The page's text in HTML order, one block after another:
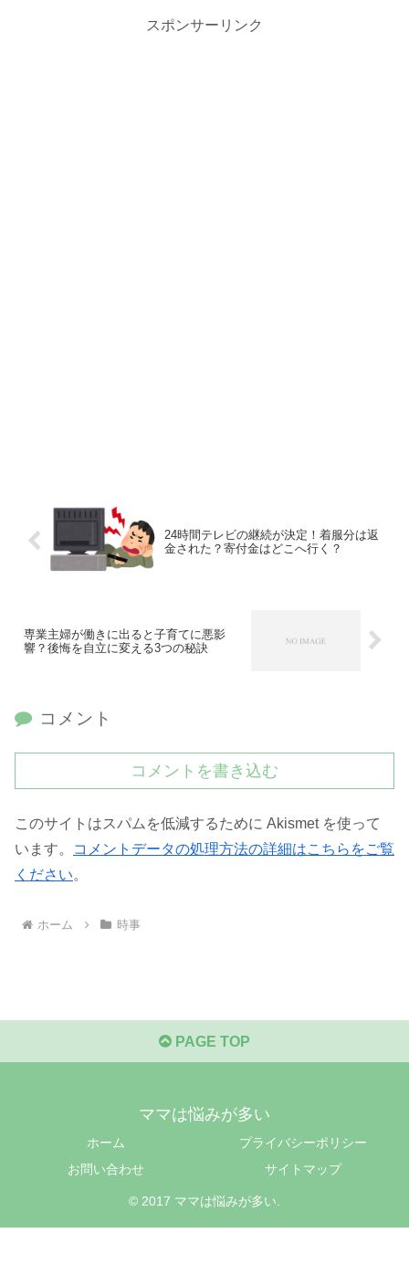
スポンサーリンク
24時間テレビの継続が決定！着服分は返
金された？寄付金はどこへ行く？
専業主婦が働きに出ると子育てに悪影
響？後悔を自立に変える3つの秘訣
コメント
コメントを書き込む
このサイトはスパムを低減するために Akismet を使って
います。
コメントデータの処理方法の詳細はこちらをご覧
ください。
ホーム 時事
PAGE TOP
ママは悩みが多い
ホーム
プライバシーポリシー
お問い合わせ
サイトマップ
© 2017 ママは悩みが多い.